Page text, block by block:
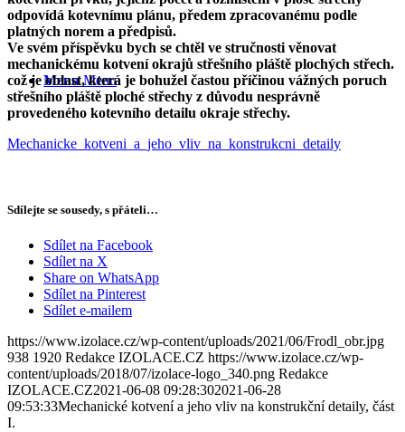
Menu Menu
odpovídá kotevnímu plánu, předem zpracovanému podle
platných norem a předpisů.
Ve svém příspěvku bych se chtěl ve stručnosti věnovat
mechanickému kotvení okrajů střešního pláště plochých střech.
což je oblast, která je bohužel častou příčinou vážných poruch
střešního pláště ploché střechy z důvodu nesprávně
provedeného kotevního detailu okraje střechy.
Mechanicke_kotveni_a_jeho_vliv_na_konstrukcni_detaily
Sdílejte se sousedy, s přáteli…
Sdílet na Facebook
Sdílet na X
Share on WhatsApp
Sdílet na Pinterest
Sdílet e-mailem
https://www.izolace.cz/wp-content/uploads/2021/06/Frodl_obr.jpg
938 1920 Redakce IZOLACE.CZ https://www.izolace.cz/wp-
content/uploads/2018/07/izolace-logo_340.png Redakce
IZOLACE.CZ2021-06-08 09:28:302021-06-28
09:53:33Mechanické kotvení a jeho vliv na konstrukční detaily, část
I.